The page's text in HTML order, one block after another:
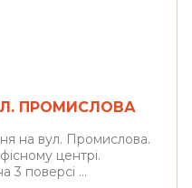
ПРОМИСЛОВА
на вул. Промислова.
центрі.
3 поверсі ...